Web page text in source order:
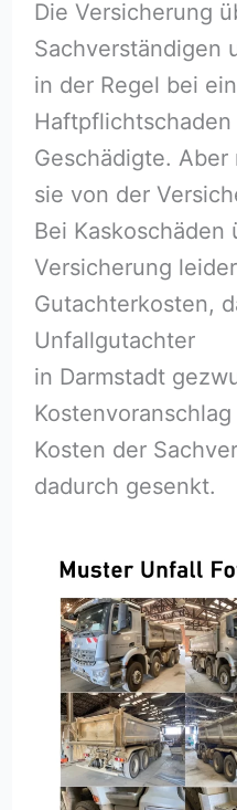
Die Versicherung
Sachverständigen
in der Regel bei
Geschädigte.
sie von der
Bei Kaskoschäden
Versicherung
Gutachterkosten,
Unfallgutachter
in Darmstadt
Kosten der
dadurch gesenkt.